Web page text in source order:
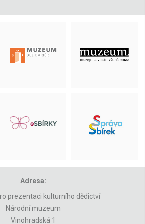
Adresa:
prezentaci kulturního dědictví
Národní muzeum
Vinohradská 1